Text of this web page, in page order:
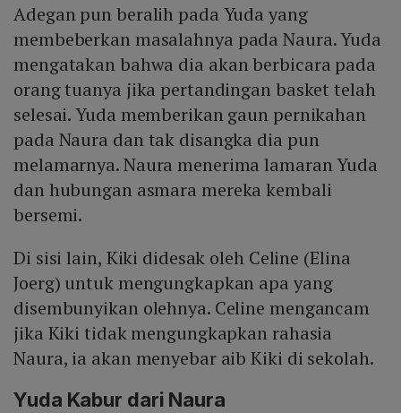
Adegan pun beralih pada Yuda yang
membeberkan masalahnya pada Naura. Yuda
mengatakan bahwa dia akan berbicara pada
orang tuanya jika pertandingan basket telah
selesai. Yuda memberikan gaun pernikahan
pada Naura dan tak disangka dia pun
melamarnya. Naura menerima lamaran Yuda
dan hubungan asmara mereka kembali
bersemi.
Di sisi lain, Kiki didesak oleh Celine (Elina
Joerg) untuk mengungkapkan apa yang
disembunyikan olehnya. Celine mengancam
jika Kiki tidak mengungkapkan rahasia
Naura, ia akan menyebar aib Kiki di sekolah.
Yuda Kabur dari Naura